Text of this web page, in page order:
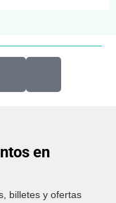
en
billetes y ofertas